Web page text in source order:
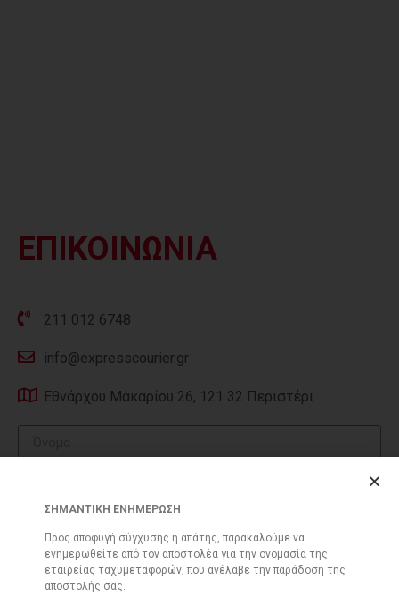
ΕΠΙΚΟΙΝΩΝΙΑ
211 012 6748
info@expresscourier.gr
Εθνάρχου Μακαρίου 26, 121 32 Περιστέρι
ΣΗΜΑΝΤΙΚΗ ΕΝΗΜΕΡΩΣΗ
Προς αποφυγή σύγχυσης ή απάτης, παρακαλούμε να
ενημερωθείτε από τον αποστολέα για την ονομασία της
εταιρείας ταχυμεταφορών, που ανέλαβε την παράδοση της
αποστολής σας.